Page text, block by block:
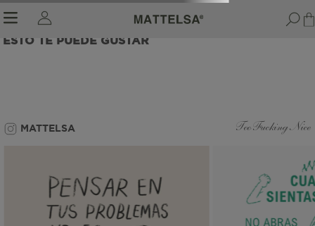
ESTO TE PUEDE GUSTAR
MATTELSA Too Fucking Nice